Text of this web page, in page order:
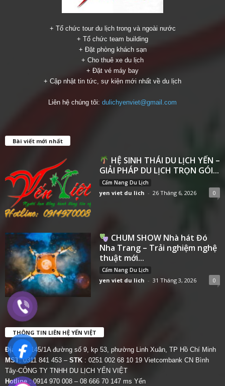
+ Tổ chức tour du lịch trong và ngoài nước
+ Tổ chức team building
+ Đặt phòng khách sạn
+ Cho thuê xe du lịch
+ Đặt vé máy bay
+ Cập nhật tin tức, sự kiện mới nhất về du lịch
Liên hệ chúng tôi: dulichyenviet@gmail.com
Bài viết mới nhất
HỆ SINH THÁI DU LỊCH YẾN –
GIẢI PHÁP DU LỊCH TRỌN GÓI...
Cẩm Nang Du Lịch
yen viet du lich - 26 Tháng 6, 2026 0
CHUM SHOW Nhà hát Đó
Nha Trang – Trải nghiệm nghệ
thuật mới...
Cẩm Nang Du Lịch
yen viet du lich - 31 Tháng 3, 2026 0
THÔNG TIN LIÊN HỆ YẾN VIỆT
Địa chỉ: 145/1A đường số 9, kp 53, phường Linh Xuân, TP Hồ Chí Minh
MST: 0311 841 453 – STK : 0251 002 68 10 19 Vietcombank CN Bình
Tây-CÔNG TY TNHH DU LỊCH YẾN VIỆT
Hotline : 0914 970 008 – 08 666 70 147 ms Yến